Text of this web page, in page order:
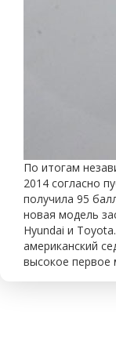
По итогам
2014 согласно
получила 95
новая модель
Hyundai и
американский
высокое первое